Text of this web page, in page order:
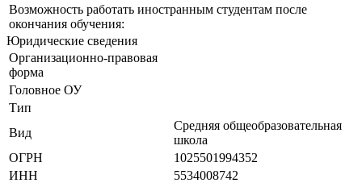
Возможность работать иностранным студентам после
окончания обучения:
Юридические сведения
Организационно-правовая
форма
Головное ОУ
Тип
Вид
Средняя общеобразовательная
школа
ОГРН
1025501994352
ИНН
5534008742